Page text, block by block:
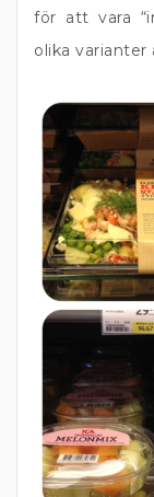
för att vara
olika